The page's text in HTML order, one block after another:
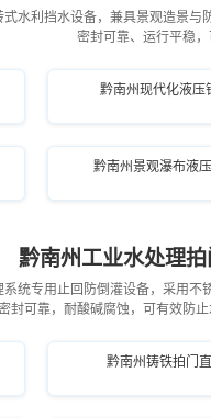
水利挡水设备，兼具景观造景
密封可靠、运行平稳
黔南州现代化液压
黔南州景观瀑布液
黔南州工业水处理
统专用止回防倒灌设备，采用
封可靠，耐酸碱腐蚀，可有效防
黔南州铸铁拍门